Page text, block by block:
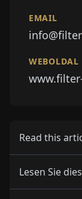
EMAIL
WEBOLDAL
Read this
Lesen Sie